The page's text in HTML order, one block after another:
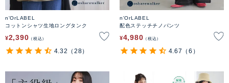
n'OrLABEL
コットンシャツ生地ロングタンク
¥2,390 税込
4.32 （28）
n'OrLABEL
配色ステッチチノパンツ
¥4,980 税込
4.67 （6）